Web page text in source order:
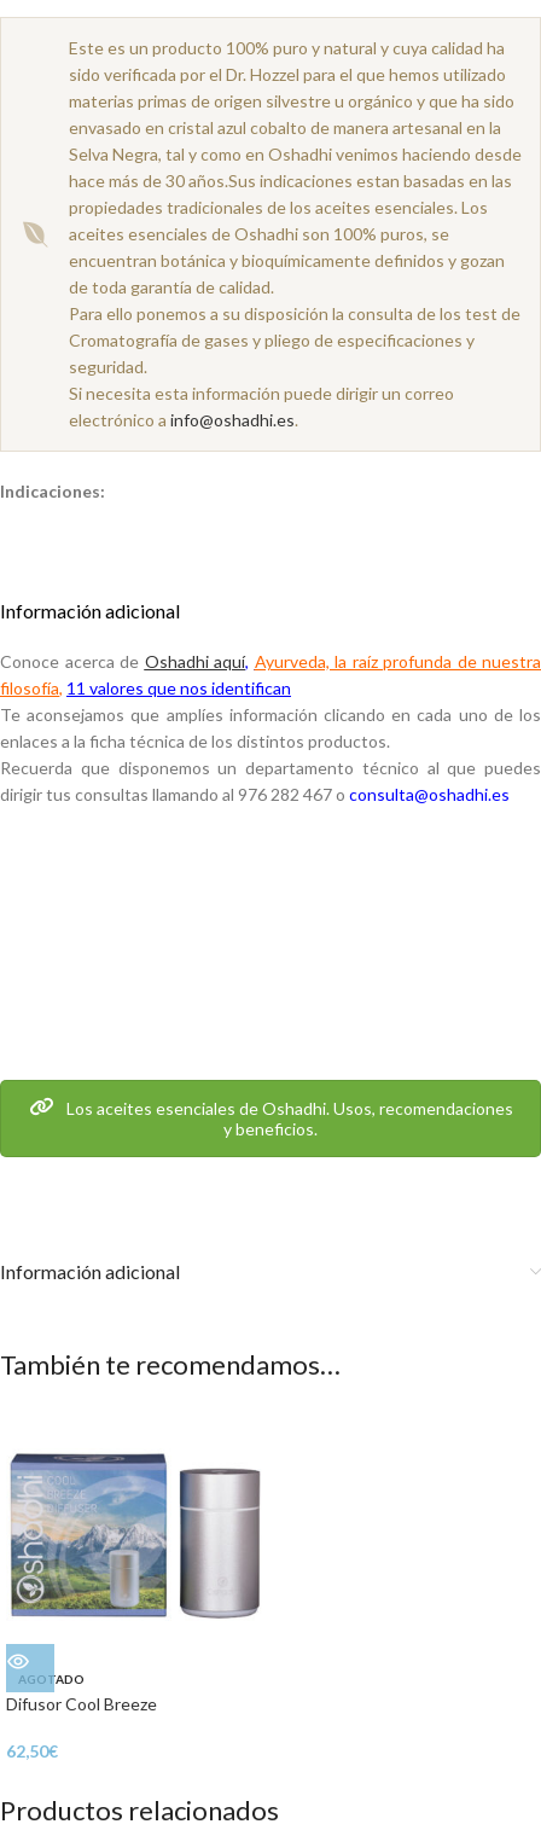
Este es un producto 100% puro y natural y cuya calidad ha
sido verificada por el Dr. Hozzel para el que hemos utilizado
materias primas de origen silvestre u orgánico y que ha sido
envasado en cristal azul cobalto de manera artesanal en la
Selva Negra, tal y como en Oshadhi venimos haciendo desde
hace más de 30 años.Sus indicaciones estan basadas en las
propiedades tradicionales de los aceites esenciales. Los
aceites esenciales de Oshadhi son 100% puros, se
encuentran botánica y bioquímicamente definidos y gozan
de toda garantía de calidad.
Para ello ponemos a su disposición la consulta de los test de
Cromatografía de gases y pliego de especificaciones y
seguridad.
Si necesita esta información puede dirigir un correo
electrónico a info@oshadhi.es.
Indicaciones:
Información adicional
Conoce acerca de Oshadhi aquí, Ayurveda, la raíz profunda de nuestra
filosofía, 11 valores que nos identifican
Te aconsejamos que amplíes información clicando en cada uno de los
enlaces a la ficha técnica de los distintos productos.
Recuerda que disponemos un departamento técnico al que puedes
dirigir tus consultas llamando al 976 282 467 o consulta@oshadhi.es
Los aceites esenciales de Oshadhi. Usos, recomendaciones
y beneficios.
Información adicional
También te recomendamos…
AGOTADO
Difusor Cool Breeze
62,50€
Productos relacionados